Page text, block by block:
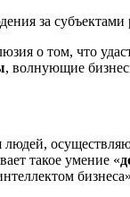
за
о том, что
, волнующие
людей,
такое умение «